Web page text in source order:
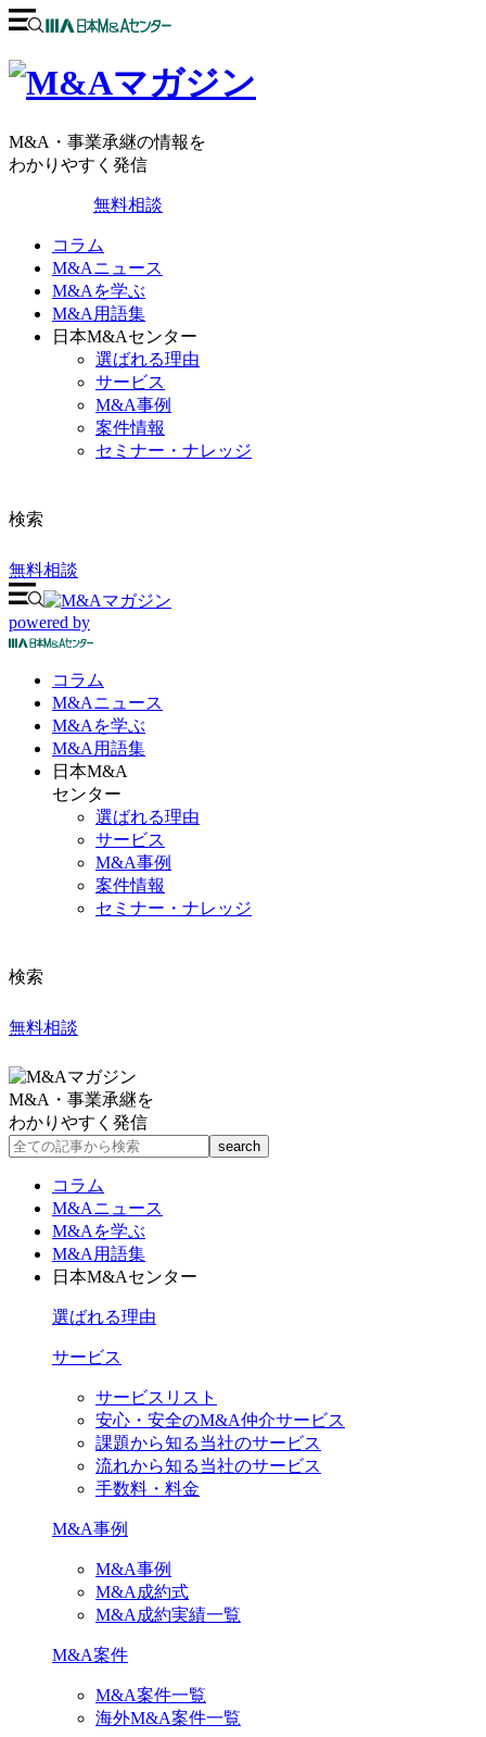
M&A・事業承継の情報を
わかりやすく発信
無料相談
コラム
M&Aニュース
M&Aを学ぶ
M&A用語集
日本M&Aセンター
選ばれる理由
サービス
M&A事例
案件情報
セミナー・ナレッジ
検索
無料相談
powered by
コラム
M&Aニュース
M&Aを学ぶ
M&A 用語集
日本M&A
センター
選ばれる理由
サービス
M&A事例
案件情報
セミナー・ナレッジ
検索
無料相談
M&A・事業承継を
わかりやすく発信
コラム
M&Aニュース
M&Aを学ぶ
M&A用語集
日本M&Aセンター
選ばれる理由
サービス
サービスリスト
安心・安全のM&A仲介サービス
課題から知る当社のサービス
流れから知る当社のサービス
手数料・料金
M&A事例
M&A事例
M&A成約式
M&A成約実績一覧
M&A案件
M&A案件一覧
海外M&A案件一覧